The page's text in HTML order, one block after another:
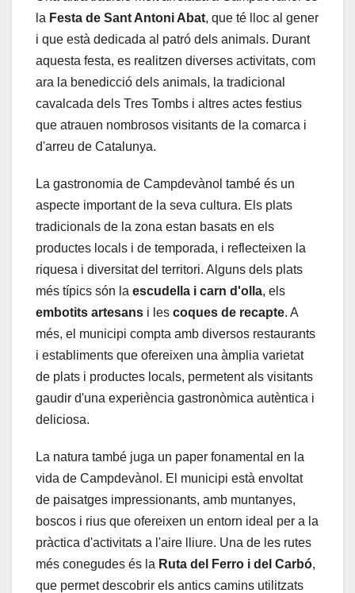
la Festa de Sant Antoni Abat, que té lloc al gener
i que està dedicada al patró dels animals. Durant
aquesta festa, es realitzen diverses activitats, com
ara la benedicció dels animals, la tradicional
cavalcada dels Tres Tombs i altres actes festius
que atrauen nombrosos visitants de la comarca i
d'arreu de Catalunya.
La gastronomia de Campdevànol també és un
aspecte important de la seva cultura. Els plats
tradicionals de la zona estan basats en els
productes locals i de temporada, i reflecteixen la
riquesa i diversitat del territori. Alguns dels plats
més típics són la escudella i carn d'olla, els
embotits artesans i les coques de recapte. A
més, el municipi compta amb diversos restaurants
i establiments que ofereixen una àmplia varietat
de plats i productes locals, permetent als visitants
gaudir d'una experiència gastronòmica autèntica i
deliciosa.
La natura també juga un paper fonamental en la
vida de Campdevànol. El municipi està envoltat
de paisatges impressionants, amb muntanyes,
boscos i rius que ofereixen un entorn ideal per a la
pràctica d'activitats a l'aire lliure. Una de les rutes
més conegudes és la Ruta del Ferro i del Carbó,
que permet descobrir els antics camins utilitzats